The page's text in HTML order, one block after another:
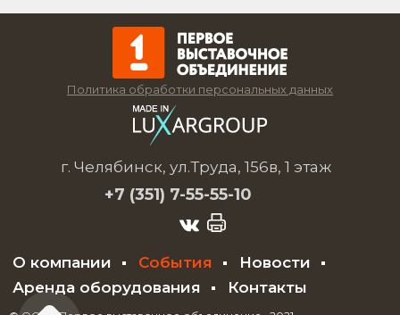
Политика обработки персональных данных
г. Челябинск, ул.Труда, 156в, 1 этаж
+7 (351) 7-55-55-10
О компании События
Новости
Аренда оборудования
Контакты